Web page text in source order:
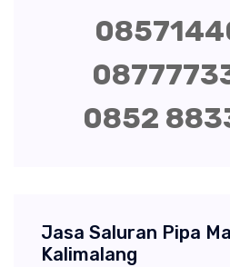
0852
Jasa Saluran Pipa
Kalimalang